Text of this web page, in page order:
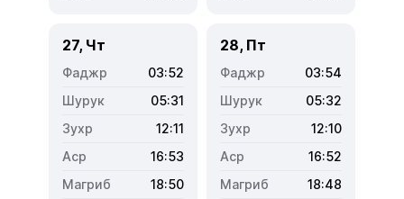
27, Чт
03:52
05:31
12:11
16:53
18:50
28, Пт
03:54
05:32
12:10
16:52
18:48